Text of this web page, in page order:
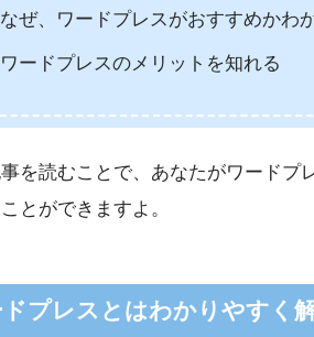
なぜ、ワードプレスがおすすめかわ
ワードプレスのメリットを知れる
を読むことで、あなたがワードプ
とができますよ。
ドプレスとはわかりやすく